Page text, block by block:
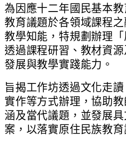
為因應十二年國民基本
教育議題於各領域課程
教學知能，特規劃辦理
透過課程研習、教材資
發展與教學實踐能力。
旨揭工作坊透過文化走
實作等方式辦理，協助
涵及當代議題，並發展
案，以落實原住民族教